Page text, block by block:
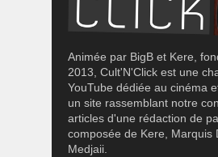
Animée par BigB et Kere,
2013, Cult'N'Click est une
YouTube dédiée au cinéma
un site rassemblant notre
articles d'une rédaction de
composée de Kere, Marquis
Medjaii.